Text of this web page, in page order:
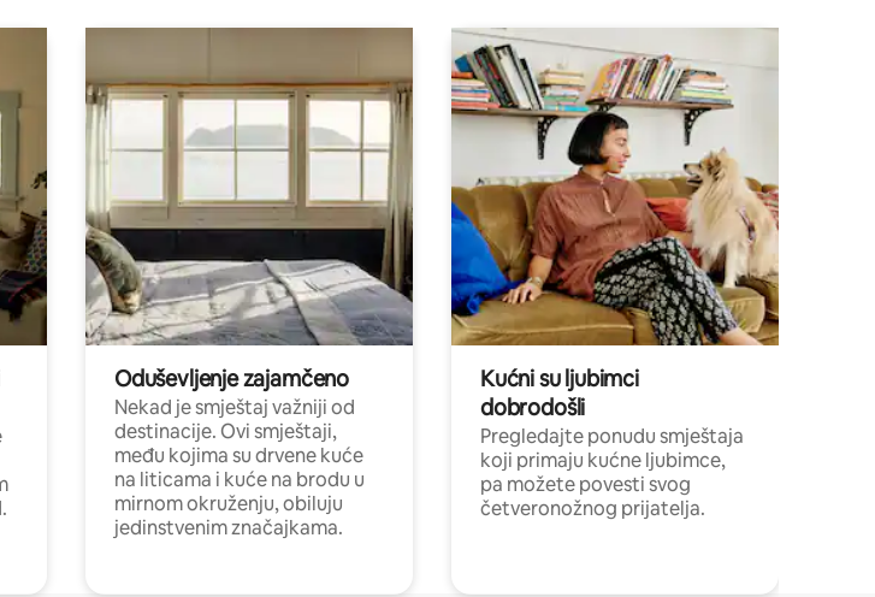
Oduševljenje zajamčeno
Nekad je smještaj važniji od
destinacije. Ovi smještaji,
među kojima su drvene kuće
na liticama i kuće na brodu u
mirnom okruženju, obiluju
jedinstvenim značajkama.
Kućni su ljubimci
dobrodošli
Pregledajte ponudu smještaja
koji primaju kućne ljubimce,
pa možete povesti svog
četveronožnog prijatelja.